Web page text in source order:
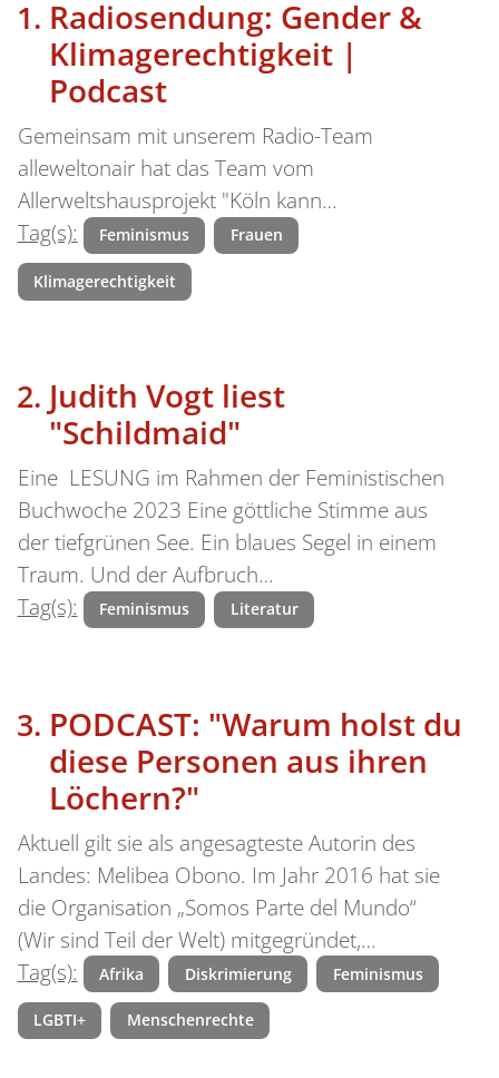
Radiosendung: Gender &
Klimagerechtigkeit |
Podcast
Gemeinsam mit unserem Radio-Team
alleweltonair hat das Team vom
Allerweltshausprojekt "Köln kann…
Tag(s):
Feminismus Frauen
Klimagerechtigkeit
Judith Vogt liest
"Schildmaid"
Eine LESUNG im Rahmen der Feministischen
Buchwoche 2023 Eine göttliche Stimme aus
der tiefgrünen See. Ein blaues Segel in einem
Traum. Und der Aufbruch…
Tag(s):
Feminismus Literatur
PODCAST: "Warum holst du
diese Personen aus ihren
Löchern?"
Aktuell gilt sie als angesagteste Autorin des
Landes: Melibea Obono. Im Jahr 2016 hat sie
die Organisation „Somos Parte del Mundo“
(Wir sind Teil der Welt) mitgegründet,…
Tag(s):
Afrika Diskrimierung Feminismus
LGBTI+ Menschenrechte